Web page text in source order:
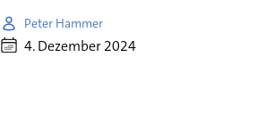
Peter Hammer
4. Dezember 2024